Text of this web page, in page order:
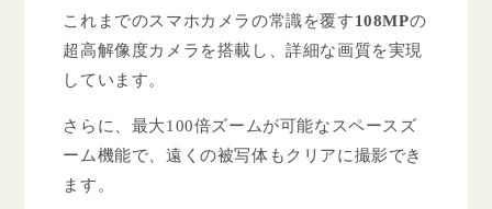
これまでのスマホカメラの常識を覆す108MPの
超高解像度カメラを搭載し、詳細な画質を実現
しています。
さらに、最大100倍ズームが可能なスペースズ
ーム機能で、遠くの被写体もクリアに撮影でき
ます。